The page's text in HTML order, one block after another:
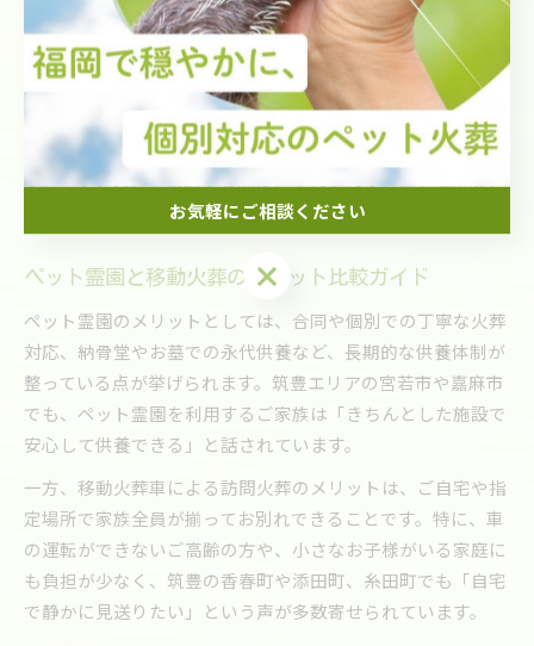
や鞍手町、小竹町など、交通手段が限られる地域では移動火
葬車の需要が高まっています。
どちらの方法にも流れやマナーがありますが、近年は「ご家
族の負担を減らしたい」「高齢者や小さなお子様がいて移動
が困難」という理由から、訪問火葬を選ぶ方も増えていま
す。ペット火葬を検討する際は、それぞれの特徴を理解し、
ご家族の状況や希望に合った方法を選ぶことが大切です。
ペット霊園と移動火葬のメリット比較ガイド
ペット霊園のメリットとしては、合同や個別での丁寧な火葬
対応、納骨堂やお墓での永代供養など、長期的な供養体制が
整っている点が挙げられます。筑豊エリアの宮若市や嘉麻市
でも、ペット霊園を利用するご家族は「きちんとした施設で
安心して供養できる」と話されています。
一方、移動火葬車による訪問火葬のメリットは、ご自宅や指
定場所で家族全員が揃ってお別れできることです。特に、車
の運転ができないご高齢の方や、小さなお子様がいる家庭に
も負担が少なく、筑豊の香春町や添田町、糸田町でも「自宅
で静かに見送りたい」という声が多数寄せられています。
お気軽にご相談ください
お気軽にご相談ください